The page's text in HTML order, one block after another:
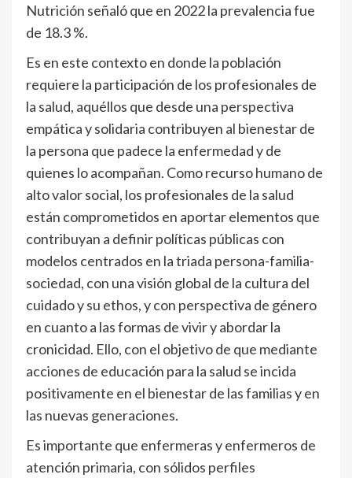
Nutrición señaló que en 2022 la prevalencia fue
de 18.3 %.
Es en este contexto en donde la población
requiere la participación de los profesionales de
la salud, aquéllos que desde una perspectiva
empática y solidaria contribuyen al bienestar de
la persona que padece la enfermedad y de
quienes lo acompañan. Como recurso humano de
alto valor social, los profesionales de la salud
están comprometidos en aportar elementos que
contribuyan a definir políticas públicas con
modelos centrados en la triada persona-familia-
sociedad, con una visión global de la cultura del
cuidado y su ethos, y con perspectiva de género
en cuanto a las formas de vivir y abordar la
cronicidad. Ello, con el objetivo de que mediante
acciones de educación para la salud se incida
positivamente en el bienestar de las familias y en
las nuevas generaciones.
Es importante que enfermeras y enfermeros de
atención primaria, con sólidos perfiles